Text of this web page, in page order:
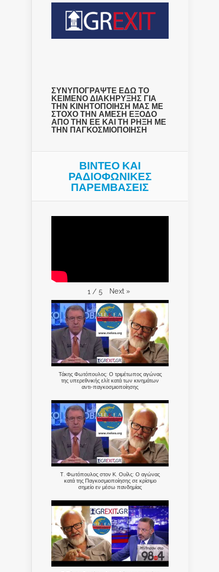
ΣΥΝΥΠΟΓΡΑΨΤΕ ΕΔΩ ΤΟ
ΚΕΙΜΕΝΟ ΔΙΑΚΗΡΥΞΗΣ ΓΙΑ
ΤΗΝ ΚΙΝΗΤΟΠΟΙΗΣΗ ΜΑΣ ΜΕ
ΣΤΟΧΟ ΤΗΝ ΑΜΕΣΗ ΕΞΟΔΟ
ΑΠΟ ΤΗΝ ΕΕ ΚΑΙ ΤΗ ΡΗΞΗ ΜΕ
ΤΗΝ ΠΑΓΚΟΣΜΙΟΠΟΙΗΣΗ
ΒΙΝΤΕΟ ΚΑΙ
ΡΑΔΙΟΦΩΝΙΚΕΣ
ΠΑΡΕΜΒΑΣΕΙΣ
1 / 5 Next »
Τάκης Φωτόπουλος: Ο τριμέτωπος αγώνας
της υπερεθνικής ελίτ κατά των κινημάτων
αντι-παγκοσμιοποίησης
Τ. Φωτόπουλος στον Κ. Ουίλς: Ο αγώνας
κατά της Παγκοσμιοποίησης σε κρίσιμο
σημείο εν μέσω πανδημίας